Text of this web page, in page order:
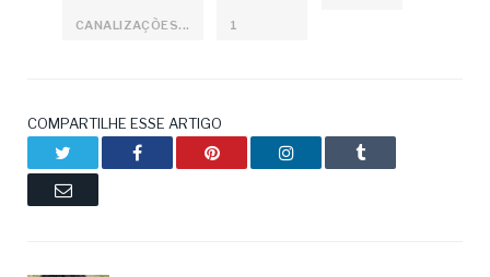
CANALIZAÇÕES...
1
COMPARTILHE ESSE ARTIGO
Facebook Pinterest LinkedIn Tumblr
Email